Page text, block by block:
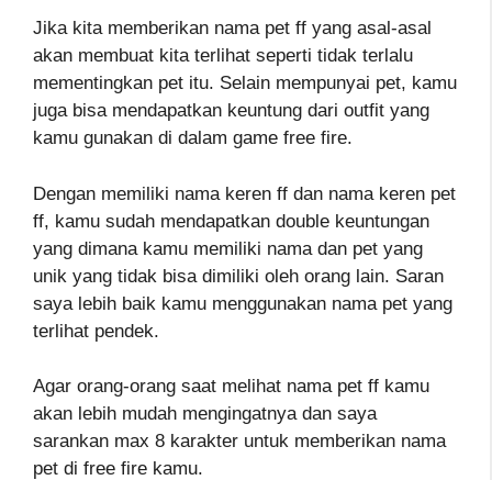
Jika kita memberikan nama pet ff yang asal-asal
akan membuat kita terlihat seperti tidak terlalu
mementingkan pet itu. Selain mempunyai pet, kamu
juga bisa mendapatkan keuntung dari outfit yang
kamu gunakan di dalam game free fire.
Dengan memiliki nama keren ff dan nama keren pet
ff, kamu sudah mendapatkan double keuntungan
yang dimana kamu memiliki nama dan pet yang
unik yang tidak bisa dimiliki oleh orang lain. Saran
saya lebih baik kamu menggunakan nama pet yang
terlihat pendek.
Agar orang-orang saat melihat nama pet ff kamu
akan lebih mudah mengingatnya dan saya
sarankan max 8 karakter untuk memberikan nama
pet di free fire kamu.